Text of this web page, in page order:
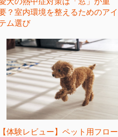
？室内環境を整えるためのアイ
ム選び
【体験レビュー】ペット用フロー